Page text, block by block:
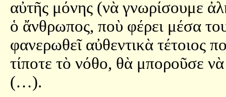
αὐτῆς μόνης (νὰ γνωρίσουμε
ὁ ἄνθρωπος, ποὺ φέρει μέσα
φανερωθεῖ αὐθεντικὰ τέτοιος
τίποτε τὸ νόθο, θὰ μποροῦσε
(…).